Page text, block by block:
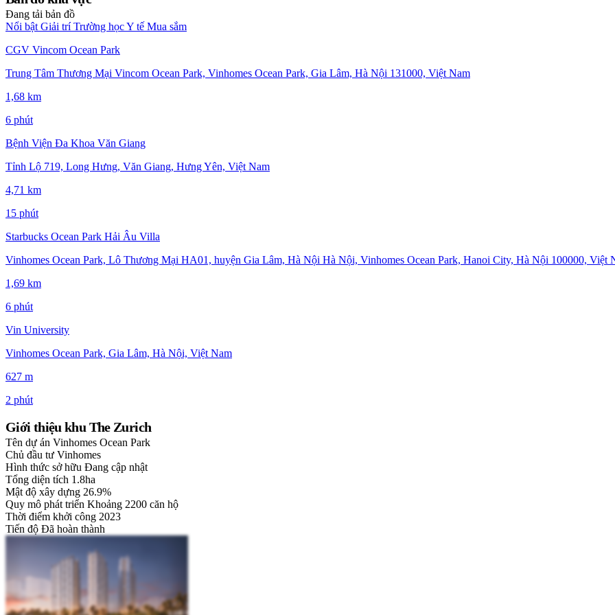
Đang tải bản đồ
Nổi bật Giải trí Trường họcY tế Mua sắm
CGV Vincom Ocean Park
Trung Tâm Thương Mại Vincom Ocean Park, Vinhomes Ocean Park, Gia Lâm, Hà Nội 131000, Việt Nam
1,68 km
6 phút
Bệnh Viện Đa Khoa Văn Giang
Tỉnh Lộ 719, Long Hưng, Văn Giang, Hưng Yên, Việt Nam
4,71 km
15 phút
Starbucks Ocean Park Hải Âu Villa
Vinhomes Ocean Park, Lô Thương Mại HA01, huyện Gia Lâm, Hà Nội Hà Nội, Vinhomes Ocean Park, Hanoi City, Hà Nội 100000, Việt
1,69 km
6 phút
Vin University
Vinhomes Ocean Park, Gia Lâm, Hà Nội, Việt Nam
627 m
2 phút
Giới thiệu khu The Zurich
Tên dự án Vinhomes Ocean Park
Chủ đầu tư Vinhomes
Hình thức sở hữu Đang cập nhật
Tổng diện tích 1.8ha
Mật độ xây dựng 26.9%
Quy mô phát triển Khoảng 2200 căn hộ
Thời điểm khởi công 2023
Tiến độ Đã hoàn thành